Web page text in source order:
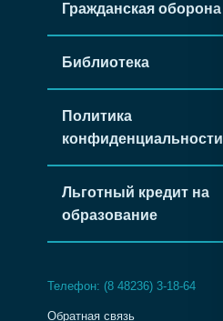
Гражданская оборона
Библиотека
Политика
конфиденциальности
Льготный кредит на
образование
Телефон: (8 48236) 3-18-64
Обратная связь